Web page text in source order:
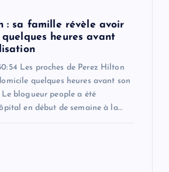
: sa famille révèle avoir
heures avant
Les proches de Perez Hilton
quelques heures avant son
blogueur people a été
en début de semaine à la…